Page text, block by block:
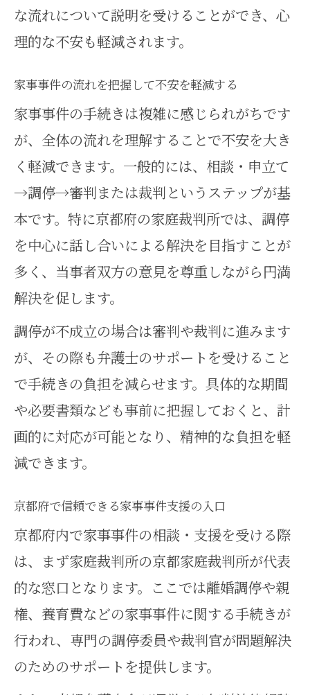
な流れについて説明を受けることができ、心
理的な不安も軽減されます。
家事事件の流れを把握して不安を軽減する
家事事件の手続きは複雑に感じられがちです
が、全体の流れを理解することで不安を大き
く軽減できます。一般的には、相談・申立て
→調停→審判または裁判というステップが基
本です。特に京都府の家庭裁判所では、調停
を中心に話し合いによる解決を目指すことが
多く、当事者双方の意見を尊重しながら円満
解決を促します。
調停が不成立の場合は審判や裁判に進みます
が、その際も弁護士のサポートを受けること
で手続きの負担を減らせます。具体的な期間
や必要書類なども事前に把握しておくと、計
画的に対応が可能となり、精神的な負担を軽
減できます。
京都府で信頼できる家事事件支援の入口
京都府内で家事事件の相談・支援を受ける際
は、まず家庭裁判所の京都家庭裁判所が代表
的な窓口となります。ここでは離婚調停や親
権、養育費などの家事事件に関する手続きが
行われ、専門の調停委員や裁判官が問題解決
のためのサポートを提供します。